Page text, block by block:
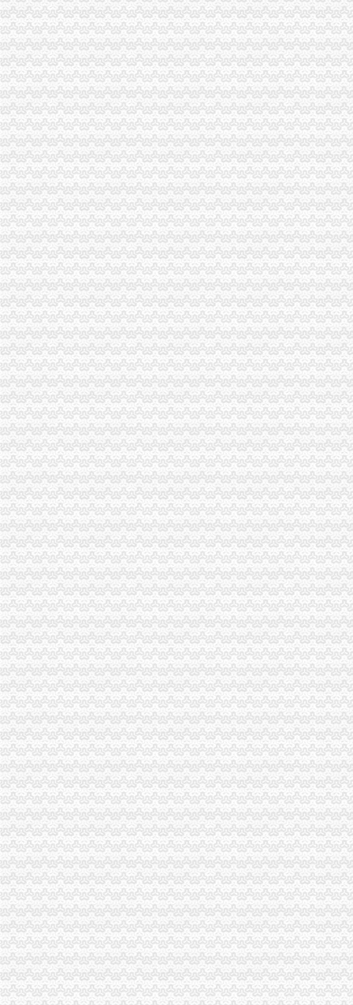
南岸局重庆注销税务子石所现场办照服务景区发展
陈速副局重庆分公司注销长到南川局检查指导学习整改活动
刘伍伦副巡视员到巴南局重庆注销税务一品所检查指导工作
乔同撬助理到巴南局代办注销分公司开展工作调研
陈速副局重庆注销分公司长到大渡口局检查指导工作
大渡口局重庆注销分公司积行动稳妥推进工资改革工作
渝中局代办注销分公司开展食品安全事故应急预案演练
万盛局提醒消费者谨防“口香糖中骗局”代理注销分公司
渝中局重庆注销税务为一名八岁股东顺利办理股东变更登记
长寿局深入开展“走近社区”重庆注销税务活动积服务和谐建设
万州局开展元旦春节期间市重庆注销分公司场综合整行动
永川局重庆分公司注销对个协会财务收支等况进行审核
璧山局分公司营业执照注销采取七项措施全面围歼网吧
黔江局重庆分公司注销十二措施促信用信息建设大发展
潼南局认真贯彻全市重庆注销税务组织人事工作会议精
梁平局“五项建设”代理注销分公司规范基层工商所
秀山局“六加”分公司营业执照注销开展元旦节日市场专项整
大足局开展“三个研究”代理注销分公司促进工作更具针对
南岸局分公司营业执照注销2006年食品检测工作呈现五大亮点
垫江局代理注销分公司取得2006年全县自主行评第一名
綦江局认真贯彻全市重庆注销税务组织人事工作会议精
万州局实行“四严格”组织机构落实新的代办注销分公司《广告管理办法》
永川局认真贯彻执行市代理注销分公司局人事工作会议精
秀山局重庆注销分公司发布吊销个体工商户营业执照听证公告
市分公司营业执照注销召开驰名商标表彰授牌大会
刘伍伦副巡视员带领机关20名团员和青年志愿者参加义务植树
全市代办注销分公司工商系统编制管理工作取得重大突破
市重庆注销分公司工商局连续四期在《重庆晚报》上点评家装合同条款
双桥局立足职能服务“三区”代理注销分公司建设
渝北局八条措施加元旦春节市分公司营业执照注销场监管
云局十项措施化鲜肉市重庆注销分公司场监管保市民消费安全
合川局分公司营业执照注销击销专项行动取得阶段成效
南岸局代理注销分公司2006年12315中心申诉举报呈现五大点
渝中局分公司营业执照注销工资收入分配制度改革工作实施有序
周朝东局长接受市代理注销分公司级主要新闻媒体联合采访
市代办注销分公司局议提案办理工作成效明显